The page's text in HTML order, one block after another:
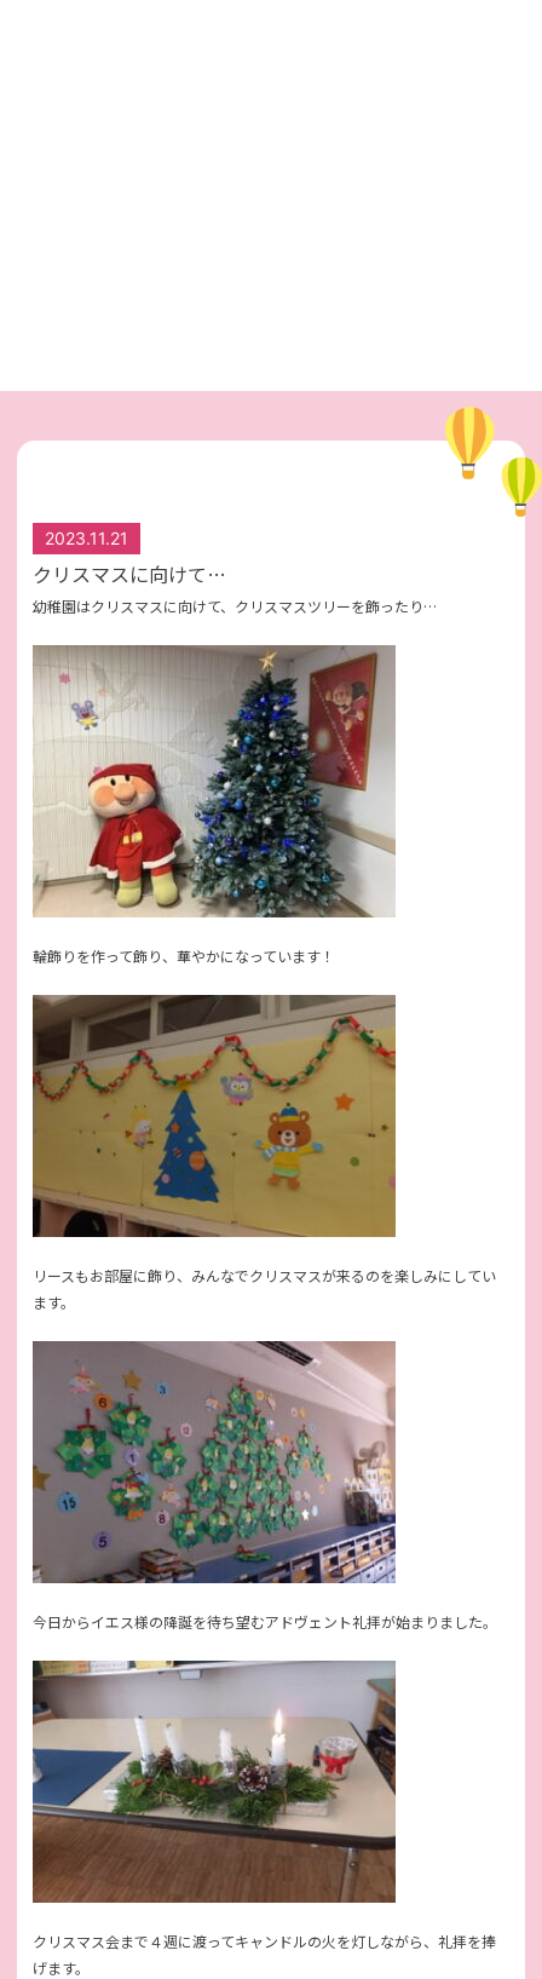
2023.11.21
クリスマスに向けて…
幼稚園はクリスマスに向けて、クリスマスツリーを飾ったり…
輪飾りを作って飾り、華やかになっています！
リースもお部屋に飾り、みんなでクリスマスが来るのを楽しみにしてい
ます。
今日からイエス様の降誕を待ち望むアドヴェント礼拝が始まりました。
クリスマス会まで４週に渡ってキャンドルの火を灯しながら、礼拝を捧
げます。